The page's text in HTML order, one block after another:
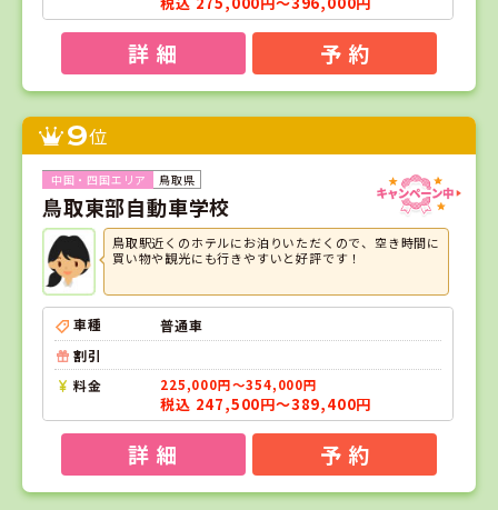
詳 細 予 約
9位
鳥取県
鳥取東部自動車学校
鳥取駅近くのホテルにお泊りいただくので、空き時間に
買い物や観光にも行きやすいと好評です！
車種
普通車
割引
料金
225,000円～354,000円
税込 247,500円～389,400円
詳 細 予 約